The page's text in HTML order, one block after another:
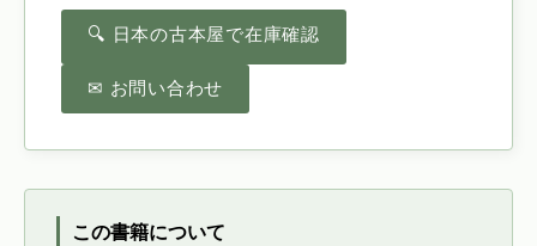
🔍 日本の古本屋で在庫確認
✉ お問い合わせ
この書籍について